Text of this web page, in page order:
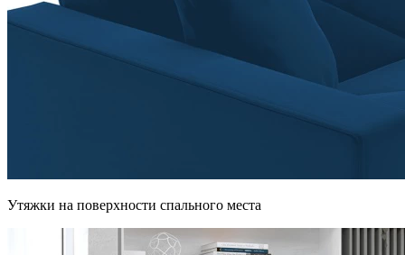
Утяжки на поверхности спального места